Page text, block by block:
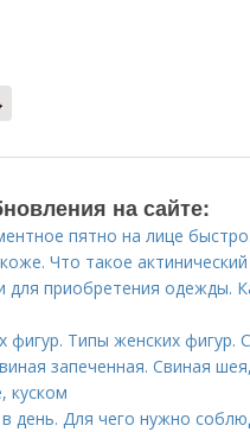
на сайте:
пятно на лице
Что такое
для приобретения одежды.
фигур. Типы женских фигур.
запеченная. Свиная
куском
день. Для чего нужно